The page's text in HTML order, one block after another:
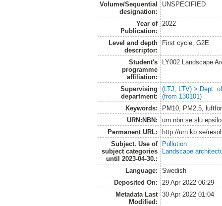
Volume/Sequential
designation:
UNSPECIFIED
Year of
Publication:
2022
Level and depth
descriptor:
First cycle, G2E
Student's
programme
affiliation:
LY002 Landscape
Supervising
department:
(LTJ, LTV) > Dept.
(from 130101)
Keywords:
PM10, PM2,5,
URN:NBN:
Permanent URL:
http://urn.kb.se/
Subject. Use of
subject categories
until 2023-04-30.:
Pollution
Landscape
Language:
Swedish
Deposited On:
29 Apr 2022 06:29
Metadata Last
Modified:
30 Apr 2022 01:04